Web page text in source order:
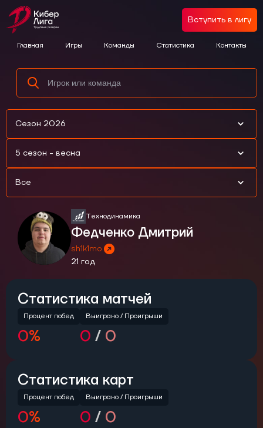
Главная Игры Команды Статистика Контакты
Вступить в лигу
Сезон 2026
5 сезон - весна
Все
Технодинамика
Федченко Дмитрий
sh1k1mo
21 год
Статистика матчей
Процент побед
0%
Выиграно / Проигрыши
0 / 0
Статистика карт
Процент побед
0%
Выиграно / Проигрыши
0 / 0